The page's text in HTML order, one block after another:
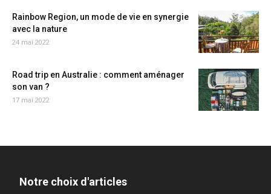
Rainbow Region, un mode de vie en synergie
avec la nature
24 mai 2022
Road trip en Australie : comment aménager
son van ?
17 mai 2022
Notre choix d'articles